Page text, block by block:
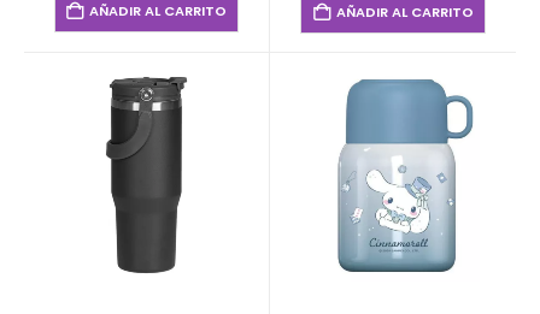
AÑADIR AL CARRITO AÑADIR AL CARRITO